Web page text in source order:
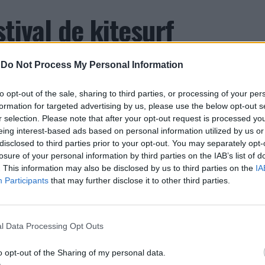
Do Not Process My Personal Information
opt-out of the sale, sharing to third parties, or processing of your
for targeted advertising by us, please use the below opt-out
selection. Please note that after your opt-out request is processed
interest-based ads based on personal information utilized by us
to third parties prior to your opt-out. You may separately
of your personal information by third parties on the IAB’s list of
This information may also be disclosed by us to third parties on the
Participants that may further disclose it to other third parties.
Data Processing Opt Outs
opt-out of the Sharing of my personal data.
de kitesurf
do Esposende Nortada Kite Fest vai ser o
vento e do mar. Integrado no circuito Nortada
do rio Cávado e o Parque Radical de
competem em diferentes vertentes de
com concertos, DJ sets e atividades
Ocean Rides, circuito que em 2026 passa